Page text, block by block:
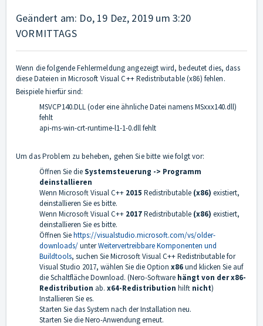
Geändert am: Do, 19 Dez, 2019 um 3:20
VORMITTAGS
Wenn die folgende Fehlermeldung angezeigt wird, bedeutet dies, dass
diese Dateien in Microsoft Visual C++ Redistributable (x86) fehlen.
Beispiele hierfür sind:
MSVCP140.DLL (oder eine ähnliche Datei namens MSxxx140.dll)
fehlt
api-ms-win-crt-runtime-l1-1-0.dll fehlt
Um das Problem zu beheben, gehen Sie bitte wie folgt vor:
Öffnen Sie dieSystemsteuerung -> Programm
deinstallieren
Wenn Microsoft Visual C++ 2015 Redistributable (x86) existiert,
deinstallieren Sie es bitte.
Wenn Microsoft Visual C++ 2017Redistributable (x86) existiert,
deinstallieren Sie es bitte.
Öffnen Siehttps://visualstudio.microsoft.com/vs/older-
downloads/unterWeitervertreibbare Komponenten und
Buildtools, suchen Sie Microsoft Visual C++ Redistributable for
Visual Studio 2017, wählen Sie die Option x86und klicken Sie auf
die Schaltfläche Download. (Nero-Software hängt von der x86-
Redistribution ab. x64-Redistribution hilft nicht)
Installieren Sie es.
Starten Sie das System nach der Installation neu.
Starten Sie die Nero-Anwendung erneut.